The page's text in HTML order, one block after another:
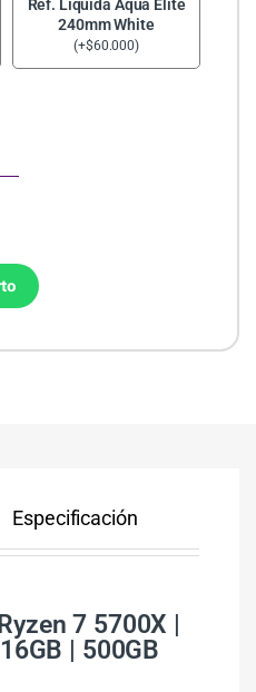
Ref. Líquida Aqua Elite
240mm White
(+$60.000)
Especificación
7 5700X |
| 500GB